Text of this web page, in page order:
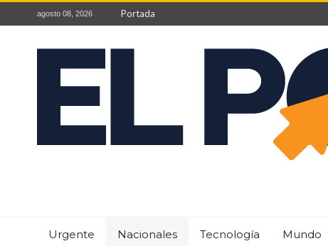
agosto 08, 2026 Portada
Urgente Nacionales Tecnología Mundo